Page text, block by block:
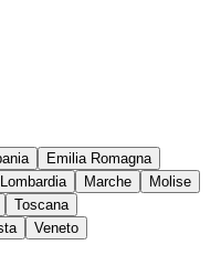
Emilia Romagna
Lombardia Marche
Molise
Toscana
Veneto